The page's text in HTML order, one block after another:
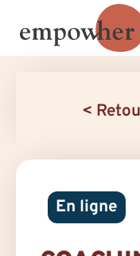
<
En ligne